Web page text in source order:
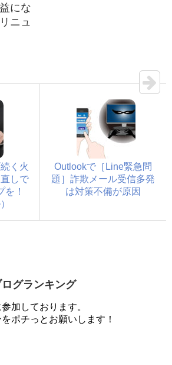
にな
ニュ
く火
しで
を！
Outlookで［Line緊急問
題］詐欺メール受信多発
は対策不備が原因
グランキング
加しております。
ポチっとお願いします！